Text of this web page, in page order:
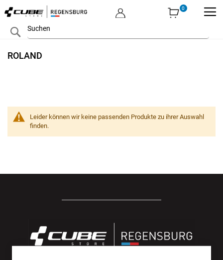
Inhalt
Search
ROLAND
Leider können wir keine passenden Produkte zu ihrer Auswahl
finden.